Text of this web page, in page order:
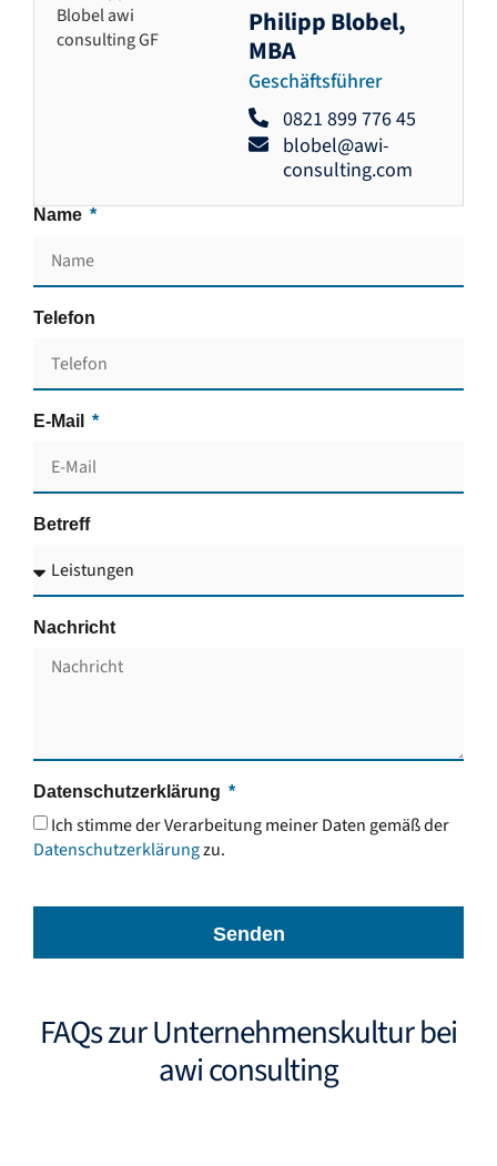
Name
Telefon
E-Mail
Betreff
Nachricht
Datenschutzerklärung
Ich stimme der Verarbeitung meiner Daten gemäß der
Datenschutzerklärungzu.
Senden
Philipp Blobel,
MBA
Geschäftsführer
0821 899 776 45
blobel@awi-
consulting.com
FAQs zur Unternehmenskultur bei
awi consulting